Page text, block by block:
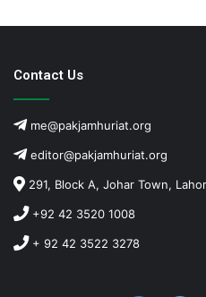
Contact Us
me@pakjamhuriat.org
editor@pakjamhuriat.org
291, Block A, Johar Town,
+92 42 3520 1008
+ 92 42 3522 3278